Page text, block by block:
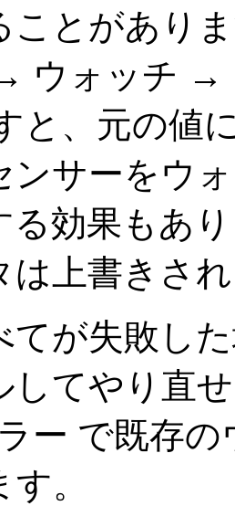
ことがあり
ウォッチ →
と、元の値
ンサーをウ
る効果もあ
は上書きさ
てが失敗し
してやり直
ー で既存の
。